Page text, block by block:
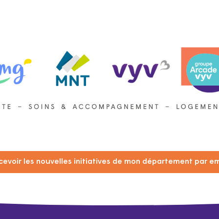
les nouvelles initiatives de mon département par